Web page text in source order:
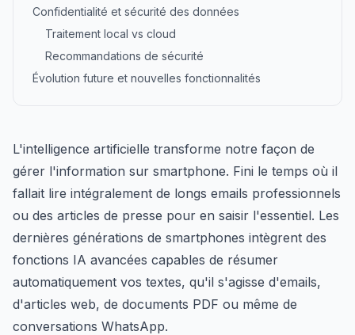
Confidentialité et sécurité des données
Traitement local vs cloud
Recommandations de sécurité
Évolution future et nouvelles fonctionnalités
L'intelligence artificielle transforme notre façon de
gérer l'information sur smartphone. Fini le temps où il
fallait lire intégralement de longs emails professionnels
ou des articles de presse pour en saisir l'essentiel. Les
dernières générations de smartphones intègrent des
fonctions IA avancées capables de résumer
automatiquement vos textes, qu'il s'agisse d'emails,
d'articles web, de documents PDF ou même de
conversations WhatsApp.